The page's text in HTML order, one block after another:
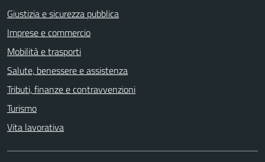
Giustizia e sicurezza pubblica
Imprese e commercio
Mobilità e trasporti
Salute, benessere e assistenza
Tributi, finanze e contravvenzioni
Turismo
Vita lavorativa